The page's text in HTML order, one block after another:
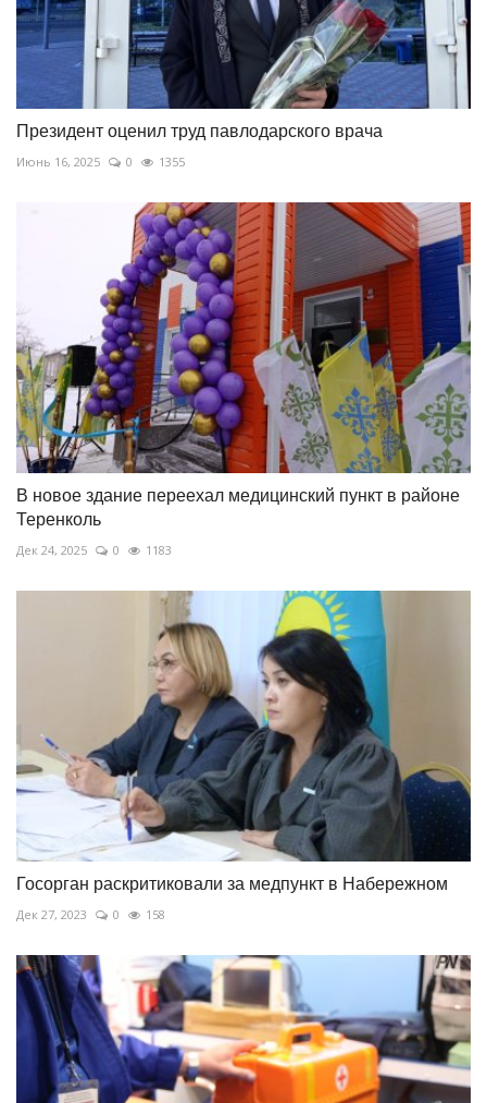
Президент оценил труд павлодарского врача
Июнь 16, 2025 0 1355
В новое здание переехал медицинский пункт в районе
Теренколь
Дек 24, 2025 0 1183
Госорган раскритиковали за медпункт в Набережном
Дек 27, 2023 0 158